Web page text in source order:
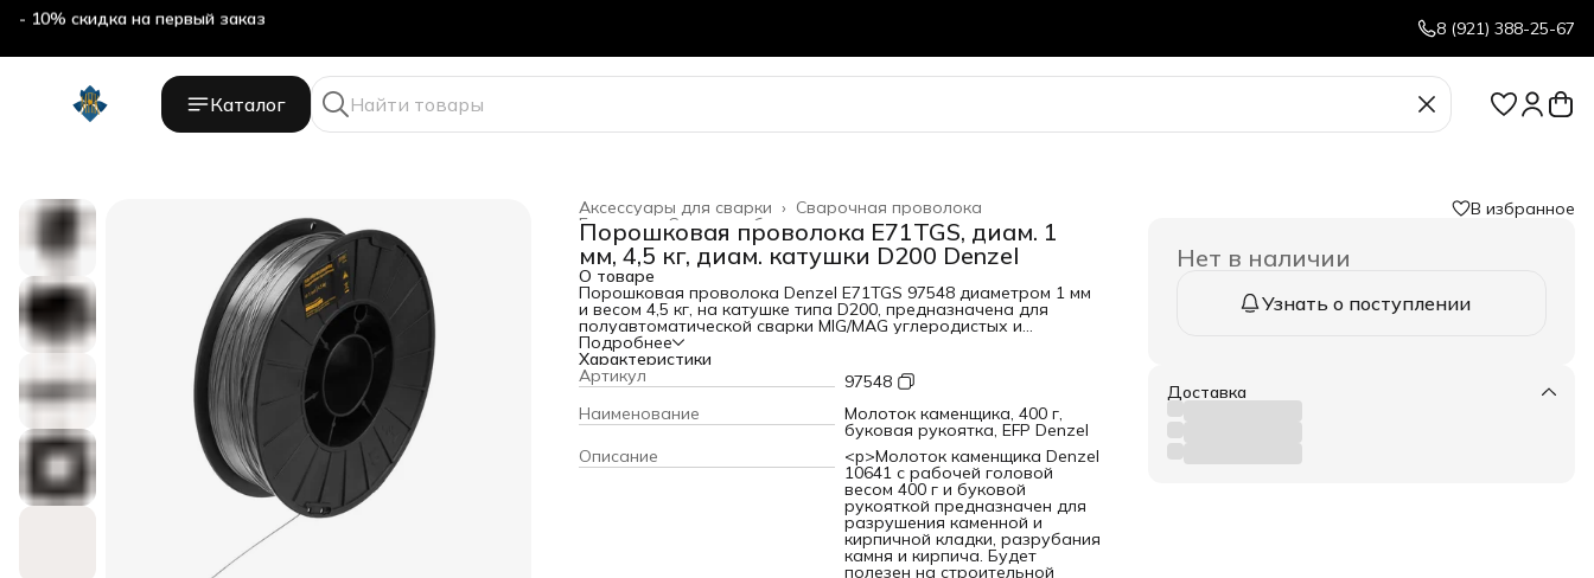
- 10% скидка на первый заказ 8 (921) 388-25-67
Каталог
Сварочная проволока
Аксессуары для сварки ›
Силовое оборудование ›
Главная
Порошковая проволока Е71TGS, диам. 1
мм, 4,5 кг, диам. катушки D200 Denzel
О товаре
Порошковая проволока Denzel E71TGS 97548 диаметром 1 мм
и весом 4,5 кг, на катушке типа D200, предназначена для
полуавтоматической сварки MIG/MAG углеродистых и
низколегированных сталей без среды защитных газов.
Необходима профессиональным сварщикам, пригодится
также частному мастеру.Преимущества Высокое качество
сварки — разбрызгивание металла сведено к минимуму, что
позволяет получить ровный и аккуратный шов.Долговечность
— проволока характеризуется высокой устойчивостью к
коррозии.Вес 5 кг — одной намотки хватит для выполнения
большого объема работ без необходимости замены
расходника.
Подробнее
Характеристики
Артикул
97548
Наименование
Молоток каменщика, 400 г,
буковая рукоятка, EFP Denzel
Описание
<p>Молоток каменщика Denzel
10641 с рабочей головой
весом 400 г и буковой
рукояткой предназначен для
разрушения каменной и
кирпичной кладки, разрубания
камня и кирпича. Будет
полезен на строительной
В избранное
Нет в наличии
Узнать о поступлении
Доставка